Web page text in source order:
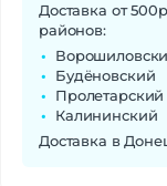
Доставка от
районов:
Будёновский
Пролетарский
Калининский
Доставка в